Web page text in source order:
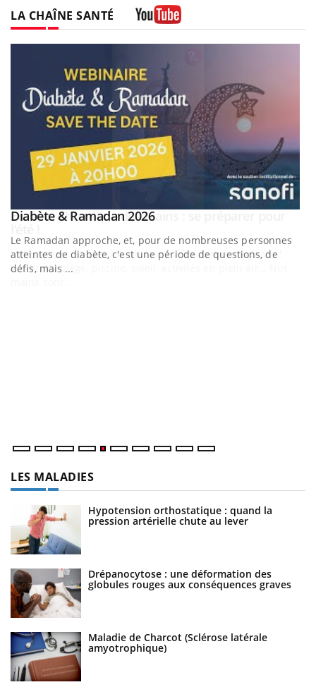
Perte de poids post-partum : comment s’alimenter ?
Facebook Twitter Instagram
LA CHAÎNE SANTÉ
Youtube